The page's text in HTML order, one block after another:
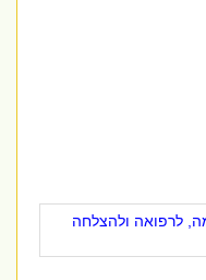
לרפואה ולהצלחה